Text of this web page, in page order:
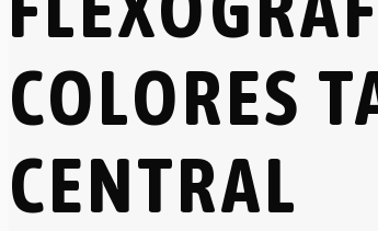
COLORES
CENTRAL